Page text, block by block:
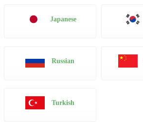
Japanese
Russian
Turkish